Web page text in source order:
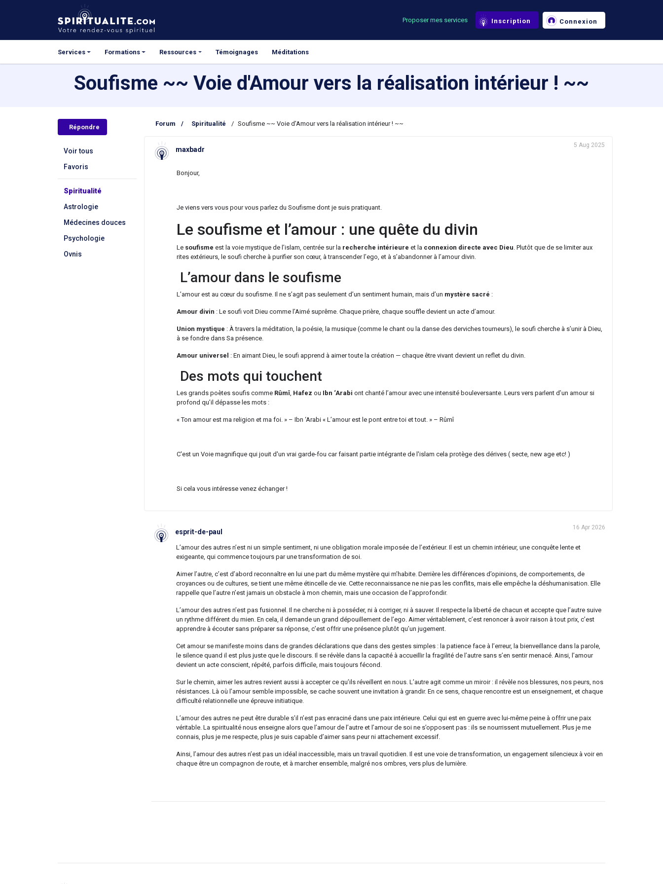
Proposer mes services Inscription Connexion
Services Formations Ressources Témoignages Méditations
Soufisme ~~ Voie d'Amour vers la réalisation intérieur ! ~~
Répondre
Voir tous
Favoris
Spiritualité
Astrologie
Médecines douces
Psychologie
Ovnis
Forum / Spiritualité / Soufisme ~~ Voie d'Amour vers la réalisation intérieur ! ~~
maxbadr
5 Aug 2025
Bonjour,
Je viens vers vous pour vous parlez du Soufisme dont je suis pratiquant.
Le soufisme et l’amour : une quête du divin
Le soufisme est la voie mystique de l’islam, centrée sur la recherche intérieure et la connexion directe avec Dieu. Plutôt que de se limiter aux
rites extérieurs, le soufi cherche à purifier son cœur, à transcender l’ego, et à s’abandonner à l’amour divin.
L’amour dans le soufisme
L’amour est au cœur du soufisme. Il ne s’agit pas seulement d’un sentiment humain, mais d’un mystère sacré :
Amour divin : Le soufi voit Dieu comme l’Aimé suprême. Chaque prière, chaque souffle devient un acte d’amour.
Union mystique : À travers la méditation, la poésie, la musique (comme le chant ou la danse des derviches tourneurs), le soufi cherche à s’unir à Dieu,
à se fondre dans Sa présence.
Amour universel : En aimant Dieu, le soufi apprend à aimer toute la création — chaque être vivant devient un reflet du divin.
Des mots qui touchent
Les grands poètes soufis comme Rûmî, Hafez ou Ibn ‘Arabi ont chanté l’amour avec une intensité bouleversante. Leurs vers parlent d’un amour si
profond qu’il dépasse les mots :
« Ton amour est ma religion et ma foi. » – Ibn ‘Arabi « L’amour est le pont entre toi et tout. » – Rûmî
C'est un Voie magnifique qui jouit d'un vrai garde-fou car faisant partie intégrante de l'islam cela protège des dérives ( secte, new age etc! )
Si cela vous intéresse venez échanger !
esprit-de-paul
16 Apr 2026
L’amour des autres n’est ni un simple sentiment, ni une obligation morale imposée de l’extérieur. Il est un chemin intérieur, une conquête lente et
exigeante, qui commence toujours par une transformation de soi.
Aimer l’autre, c’est d’abord reconnaître en lui une part du même mystère qui m’habite. Derrière les différences d’opinions, de comportements, de
croyances ou de cultures, se tient une même étincelle de vie. Cette reconnaissance ne nie pas les conflits, mais elle empêche la déshumanisation. Elle
rappelle que l’autre n’est jamais un obstacle à mon chemin, mais une occasion de l’approfondir.
L’amour des autres n’est pas fusionnel. Il ne cherche ni à posséder, ni à corriger, ni à sauver. Il respecte la liberté de chacun et accepte que l’autre suive
un rythme différent du mien. En cela, il demande un grand dépouillement de l’ego. Aimer véritablement, c’est renoncer à avoir raison à tout prix, c’est
apprendre à écouter sans préparer sa réponse, c’est offrir une présence plutôt qu’un jugement.
Cet amour se manifeste moins dans de grandes déclarations que dans des gestes simples : la patience face à l’erreur, la bienveillance dans la parole,
le silence quand il est plus juste que le discours. Il se révèle dans la capacité à accueillir la fragilité de l’autre sans s’en sentir menacé. Ainsi, l’amour
devient un acte conscient, répété, parfois difficile, mais toujours fécond.
Sur le chemin, aimer les autres revient aussi à accepter ce qu’ils réveillent en nous. L’autre agit comme un miroir : il révèle nos blessures, nos peurs, nos
résistances. Là où l’amour semble impossible, se cache souvent une invitation à grandir. En ce sens, chaque rencontre est un enseignement, et chaque
difficulté relationnelle une épreuve initiatique.
L’amour des autres ne peut être durable s’il n’est pas enraciné dans une paix intérieure. Celui qui est en guerre avec lui-même peine à offrir une paix
véritable. La spiritualité nous enseigne alors que l’amour de l’autre et l’amour de soi ne s’opposent pas : ils se nourrissent mutuellement. Plus je me
connais, plus je me respecte, plus je suis capable d’aimer sans peur ni attachement excessif.
Ainsi, l’amour des autres n’est pas un idéal inaccessible, mais un travail quotidien. Il est une voie de transformation, un engagement silencieux à voir en
chaque être un compagnon de route, et à marcher ensemble, malgré nos ombres, vers plus de lumière.